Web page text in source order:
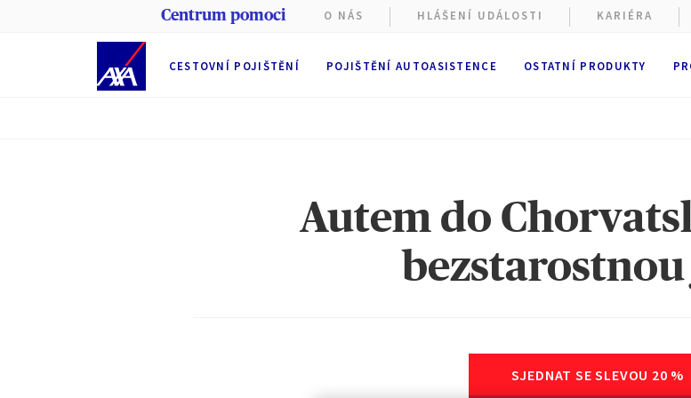
CESTOVNÍ POJIŠTĚNÍ POJIŠTĚNÍ AUTOASISTENCE OSTATNÍ PRODUKTY
Centrum pomoci O NÁS HLÁŠENÍ UDÁLOSTI KARIÉRA
Autem do
SJEDNAT SE SLEVOU 20 %
Partners nebo externími poskytovateli pro níže vedené
neboodmítnout. Vaše